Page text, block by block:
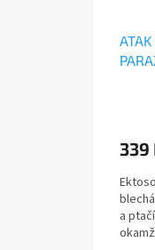
339
a